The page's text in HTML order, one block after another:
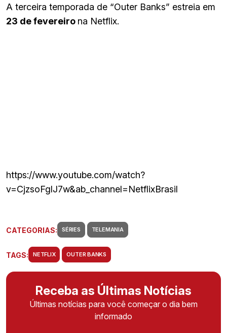
A terceira temporada de “Outer Banks” estreia em
23 de fevereiro na Netflix.
https://www.youtube.com/watch?
v=CjzsoFglJ7w&ab_channel=NetflixBrasil
CATEGORIAS: SÉRIES TELEMANIA
TAGS: NETFLIX OUTER BANKS
Receba as Últimas Notícias
Últimas notícias para você começar o dia bem
informado